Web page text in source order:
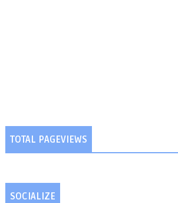
TOTAL PAGEVIEWS
SOCIALIZE